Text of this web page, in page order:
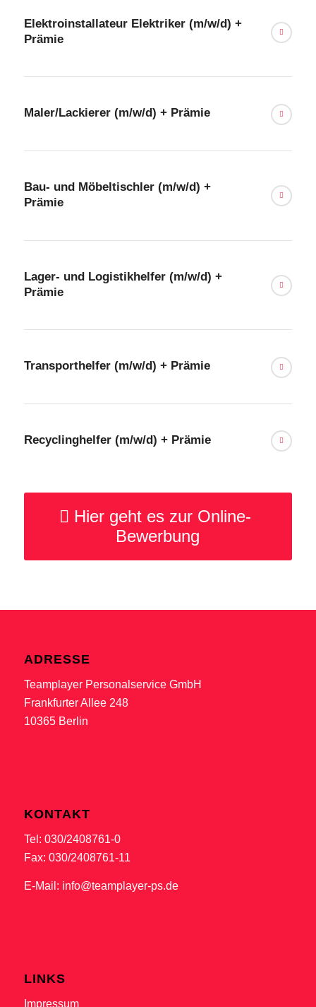
Elektroinstallateur Elektriker (m/w/d) +
Prämie
Maler/Lackierer (m/w/d) + Prämie
Bau- und Möbeltischler (m/w/d) +
Prämie
Lager- und Logistikhelfer (m/w/d) +
Prämie
Transporthelfer (m/w/d) + Prämie
Recyclinghelfer (m/w/d) + Prämie
Hier geht es zur Online-
Bewerbung
ADRESSE
Teamplayer Personalservice GmbH
Frankfurter Allee 248
10365 Berlin
KONTAKT
Tel: 030/2408761-0
Fax: 030/2408761-11
E-Mail: info@teamplayer-ps.de
LINKS
Impressum